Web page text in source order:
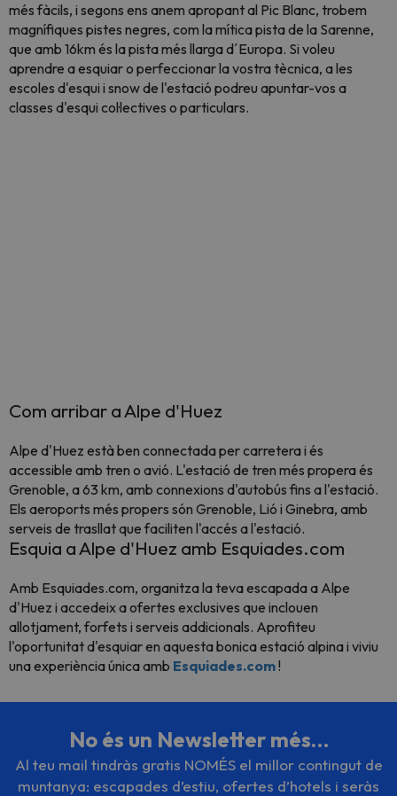
més fàcils, i segons ens anem apropant al Pic Blanc, trobem
magnífiques pistes negres, com la mítica pista de la Sarenne,
que amb 16km és la pista més llarga d´Europa. Si voleu
aprendre a esquiar o perfeccionar la vostra tècnica, a les
escoles d'esqui i snow de l'estació podreu apuntar-vos a
classes d'esqui col·lectives o particulars.
Com arribar a Alpe d'Huez
Alpe d'Huez està ben connectada per carretera i és
accessible amb tren o avió. L'estació de tren més propera és
Grenoble, a 63 km, amb connexions d'autobús fins a l'estació.
Els aeroports més propers són Grenoble, Lió i Ginebra, amb
serveis de trasllat que faciliten l'accés a l'estació.
Esquia a Alpe d'Huez amb Esquiades.com
Amb Esquiades.com, organitza la teva escapada a Alpe
d'Huez i accedeix a ofertes exclusives que inclouen
allotjament, forfets i serveis addicionals. Aprofiteu
l'oportunitat d'esquiar en aquesta bonica estació alpina i viviu
una experiència única amb Esquiades.com!
No és un Newsletter més…
Al teu mail tindràs gratis NOMÉS el millor contingut de
muntanya: escapades d’estiu, ofertes d’hotels i seràs